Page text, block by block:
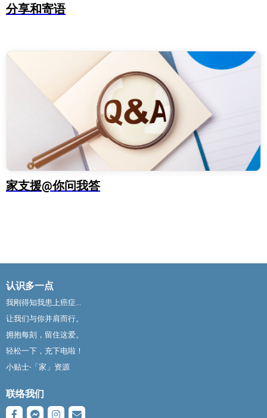
分享和寄语
家支援@你问我答
认识多一点
我刚得知我患上癌症...
让我们与你并肩而行。
拥抱每刻，留住这爱。
轻松一下，充下电啦！
小贴士‧「家」资源
联络我们